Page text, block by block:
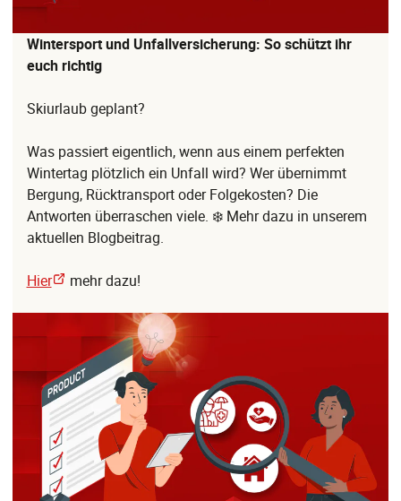
Wintersport und Unfallversicherung: So schützt ihr
euch richtig
Skiurlaub geplant?
Was passiert eigentlich, wenn aus einem perfekten
Wintertag plötzlich ein Unfall wird? Wer übernimmt
Bergung, Rücktransport oder Folgekosten? Die
Antworten überraschen viele. ❄️ Mehr dazu in unserem
aktuellen Blogbeitrag.
Hier mehr dazu!